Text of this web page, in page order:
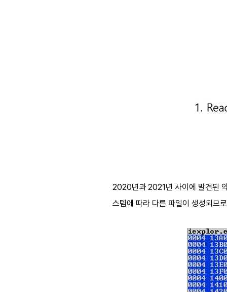
2020년과 2021년 사이에 발견된
스템에 따라 다른 파일이 생성되므